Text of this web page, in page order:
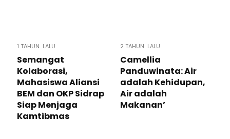
1 TAHUN LALU
Semangat
Kolaborasi,
Mahasiswa Aliansi
BEM dan OKP Sidrap
Siap Menjaga
Kamtibmas
2 TAHUN LALU
Camellia
Panduwinata: Air
adalah Kehidupan,
Air adalah
Makanan’